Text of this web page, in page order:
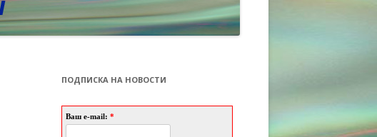
ПОДПИСКА НА НОВОСТИ
Ваш e-mail: *